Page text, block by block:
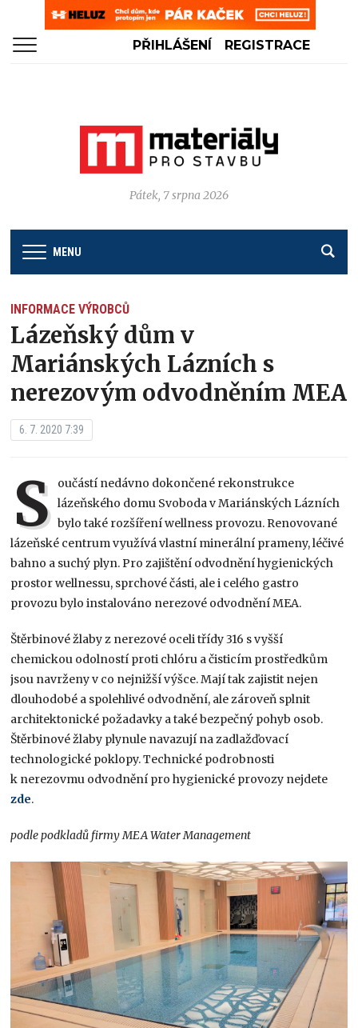
PŘIHLÁŠENÍ REGISTRACE
Pátek, 7 srpna 2026
MENU
INFORMACE VÝROBCŮ
Lázeňský dům v
Mariánských Lázních s
nerezovým odvodněním MEA
6. 7. 2020 7:39
S oučástí nedávno dokončené rekonstrukce
lázeňského domu Svoboda v Mariánských Lázních
bylo také rozšíření wellness provozu. Renovované
lázeňské centrum využívá vlastní minerální prameny, léčivé
bahno a suchý plyn. Pro zajištění odvodnění hygienických
prostor wellnessu, sprchové části, ale i celého gastro
provozu bylo instalováno nerezové odvodnění MEA.
Štěrbinové žlaby z nerezové oceli třídy 316 s vyšší
chemickou odolností proti chlóru a čisticím prostředkům
jsou navrženy v co nejnižší výšce. Mají tak zajistit nejen
dlouhodobé a spolehlivé odvodnění, ale zároveň splnit
architektonické požadavky a také bezpečný pohyb osob.
Štěrbinové žlaby plynule navazují na zadlažďovací
technologické poklopy. Technické podrobnosti
k nerezovmu odvodnění pro hygienické provozy nejdete
zde.
podle podkladů firmy MEA Water Management